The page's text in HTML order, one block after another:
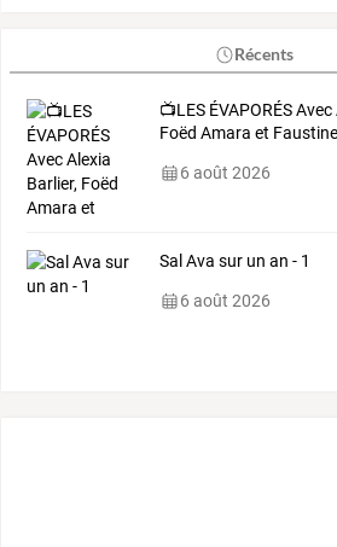
Récents
📺LESÉVAPORÉSAvec
Foëd Amara et Faustine
6 août 2026
Sal Ava sur un an - 1
6 août 2026